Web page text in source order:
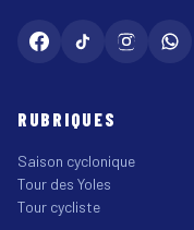
RUBRIQUES
Saison cyclonique
Tour des Yoles
Tour cycliste